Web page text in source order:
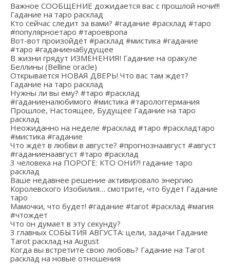
Важное СООБЩЕНИЕ дожидается вас с прошлой ночи!!!
Гадание на таро расклад
Кто сейчас следит за вами? #гадание #расклад #таро
#популярноетаро #тароевропа
Вот-вот произойдёт #расклад #мистика #гадание
#таро #гаданиенабудущее
В жизни грядут ИЗМЕНЕНИЯ! Гадание на оракуле
Беллины (Belline oracle)
Открывается НОВАЯ ДВЕРЬ! Что вас там ждет?
Гадание на таро расклад
Нужны ли вы ему? #таро #расклад
#гаданиеналюбимого #мистика #тарологгермания
Прошлое, Настоящее, Будущее Гадание на таро
расклад
Неожиданно на неделе #расклад #таро #раскладтаро
#мистика #гадание
Что ждёт в любви в августе? #прогнознаавгуст #август
#гаданиенаавгуст #таро #расклад
3 человека на ПОРОГЕ: КТО ОНИ?! гадание таро
расклад
Ваше недавнее решение активировало энергию
Королевского Изобилия… смотрите, что будет Гадание
таро
Мамочки, что будет! #гадание #tarot #расклад #магия
#чтождет
Что он думает в эту секунду?
3 главных СОБЫТИЯ АВГУСТА: цели, задачи Гадание
Tarot расклад на August
Когда вы встретите свою любовь? Гадание на Tarot
расклад на новые отношения